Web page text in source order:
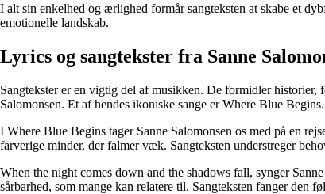
I alt sin enkelhed og ærlighed formår sangteksten at skabe et
emotionelle landskab.
Lyrics og sangtekster fra Sanne
Sangtekster er en vigtig del af musikken. De formidler historier,
Salomonsen. Et af hendes ikoniske sange er Where Blue Begins.
I Where Blue Begins tager Sanne Salomonsen os med på en
farverige minder, der falmer væk. Sangteksten understreger
When the night comes down and the shadows fall, synger
sårbarhed, som mange kan relatere til. Sangteksten fanger